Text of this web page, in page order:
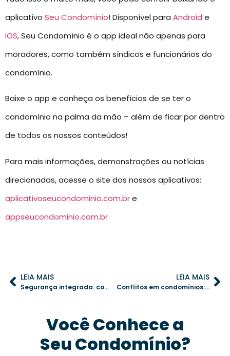
aplicativo Seu Condomínio! Disponível para Android e
IOS, Seu Condomínio é o app ideal não apenas para
moradores, como também síndicos e funcionários do
condomínio.
Baixe o app e conheça os benefícios de se ter o
condomínio na palma da mão – além de ficar por dentro
de todos os nossos conteúdos!
Para mais informações, demonstrações ou notícias
direcionadas, acesse o site dos nossos aplicativos:
aplicativoseucondominio.com.bre
appseucondominio.com.br
LEIA MAIS
Segurança integrada: como unificar câmeras, portaria e aplicativo no condomínio
LEIA MAIS
Conflitos em condomínios: 8 causas comuns e como solucioná-las
Você Conhece a
Seu Condomínio?